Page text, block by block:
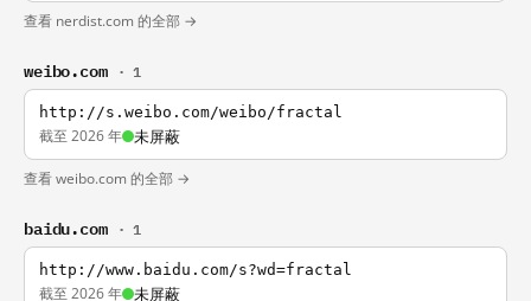
查看 nerdist.com 的全部 →
weibo.com · 1
http://s.weibo.com/weibo/fractal
截至 2026 年 未屏蔽
查看 weibo.com 的全部 →
baidu.com · 1
http://www.baidu.com/s?wd=fractal
截至 2026 年 未屏蔽